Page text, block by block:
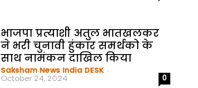
भाजपा प्रत्याशी अतुल भातखलकर
ने भरी चुनावी हुंकार समर्थको के
साथ नामंकन दाखिल किया
Saksham News India DESK -
October 24, 2024 0